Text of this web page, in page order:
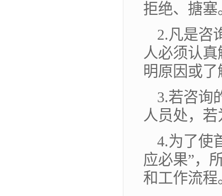
拒绝、搪塞
2.凡是咨
人必须认
明原因或
3.若咨询
人员处，
4.为了使
应必果”，
和工作流程